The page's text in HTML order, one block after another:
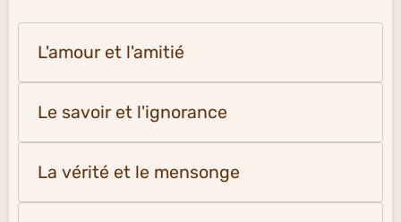
L'amour et l'amitié
Le savoir et l'ignorance
La vérité et le mensonge